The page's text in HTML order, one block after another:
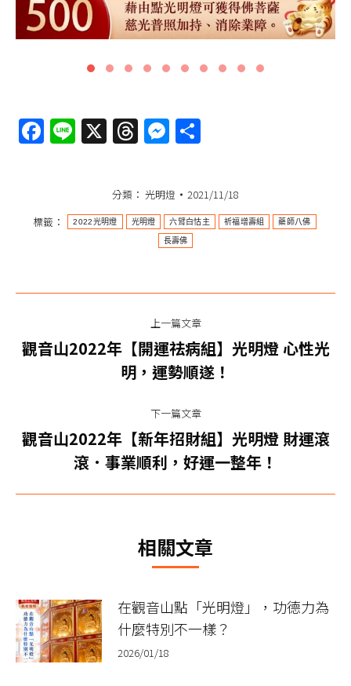
Facebook
Line
X Threads
Messenger
分類： 光明燈
2021/11/18
標籤：
2022光明燈 光明燈 六臂白怙主 祈福增壽組 藥師八佛
長壽佛
章
上一篇文章
上
一
文
章：
觀音山2022年【開運祛病組】光明燈 心性光
明，運勢順遂！
下一篇文章
下
一
篇
章：
觀音山2022年【新年招財組】光明燈 財運滾
滾．事業順利，好運一整年！
相關文章
在觀音山點「光明燈」，功德力為
什麼特別不一樣？
2026/01/18